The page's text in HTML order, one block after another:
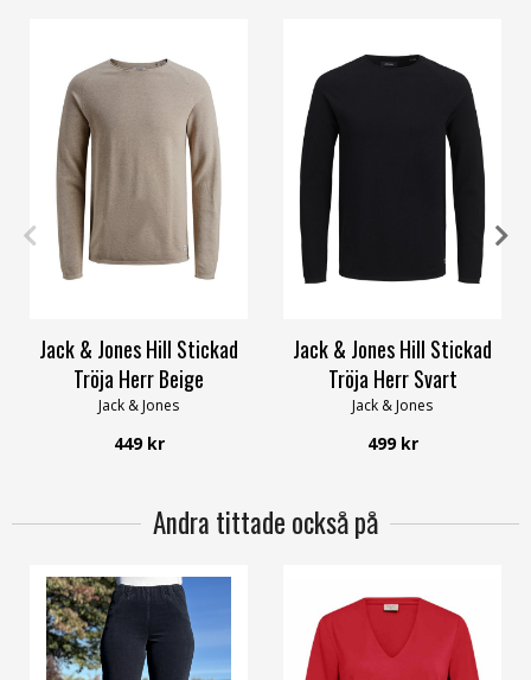
S M XXL
Jack & Jones Hill Stickad
Tröja Herr Beige
Jack & Jones
449 kr
3XL
Jack & Jones Hill Stickad
Tröja Herr Svart
Jack & Jones
499 kr
Andra tittade också på